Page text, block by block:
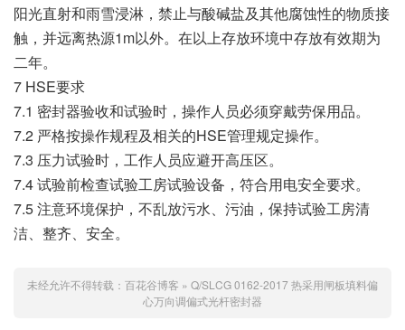
阳光直射和雨雪浸淋，禁止与酸碱盐及其他腐蚀性的物质接
触，并远离热源1m以外。在以上存放环境中存放有效期为
二年。
7 HSE要求
7.1 密封器验收和试验时，操作人员必须穿戴劳保用品。
7.2 严格按操作规程及相关的HSE管理规定操作。
7.3 压力试验时，工作人员应避开高压区。
7.4 试验前检查试验工房试验设备，符合用电安全要求。
7.5 注意环境保护，不乱放污水、污油，保持试验工房清
洁、整齐、安全。
未经允许不得转载： 百花谷博客 » Q/SLCG 0162-2017 热采用闸板填料偏
心万向调偏式光杆密封器